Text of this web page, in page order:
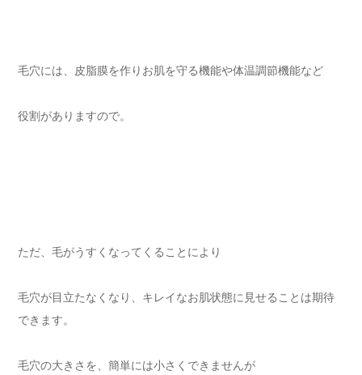
毛穴には、皮脂膜を作りお肌を守る機能や体温調節機能など
役割がありますので。
ただ、毛がうすくなってくることにより
毛穴が目立たなくなり、キレイなお肌状態に見せることは期待
できます。
毛穴の大きさを、簡単には小さくできませんが